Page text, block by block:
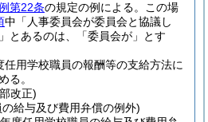
第22条の規定の例による。
この場
中「人事委員会が委員会と協議し
とあるのは、「委員会が」とす
用学校職員の報酬等の支給方法に
る。
改正)
給与及び費用弁償の例外)